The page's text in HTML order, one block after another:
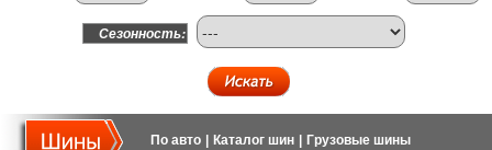
Сезонность:
По авто Каталог шин Грузовые шины